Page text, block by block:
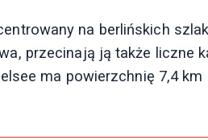
na berlińskich
przecinają ją także liczne
ma powierzchnię 7,4 km